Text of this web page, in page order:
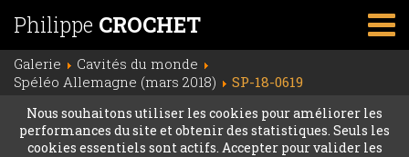
Philippe CROCHET
Galerie
Cavités du monde
Spéléo Allemagne (mars 2018)
SP-18-0619
Nous souhaitons utiliser les cookies pour améliorer les
performances du site et obtenir des statistiques. Seuls les
cookies essentiels sont actifs. Accepter pour valider les